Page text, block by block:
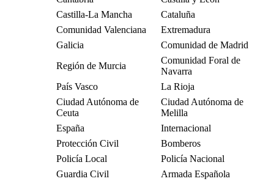
Castilla-La Mancha
Cataluña
Comunidad Valenciana
Extremadura
Galicia
Comunidad de Madrid
Región de Murcia
Comunidad Foral de
Navarra
País Vasco
La Rioja
Ciudad Autónoma de
Ceuta
Ciudad Autónoma de
Melilla
España
Internacional
Protección Civil
Bomberos
Policía Local
Policía Nacional
Guardia Civil
Armada Española